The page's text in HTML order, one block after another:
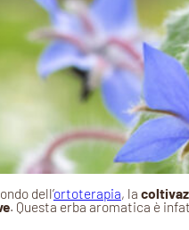
dell’ortoterapia, la
. Questa erba aromatica è